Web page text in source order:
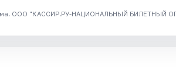
ООО "КАССИР.РУ-НАЦИОНАЛЬНЫЙ БИЛЕТНЫЙ